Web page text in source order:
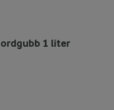
1 liter